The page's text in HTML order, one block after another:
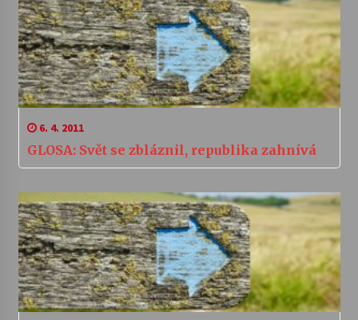
6. 4. 2011
GLOSA: Svět se zbláznil, republika zahnívá